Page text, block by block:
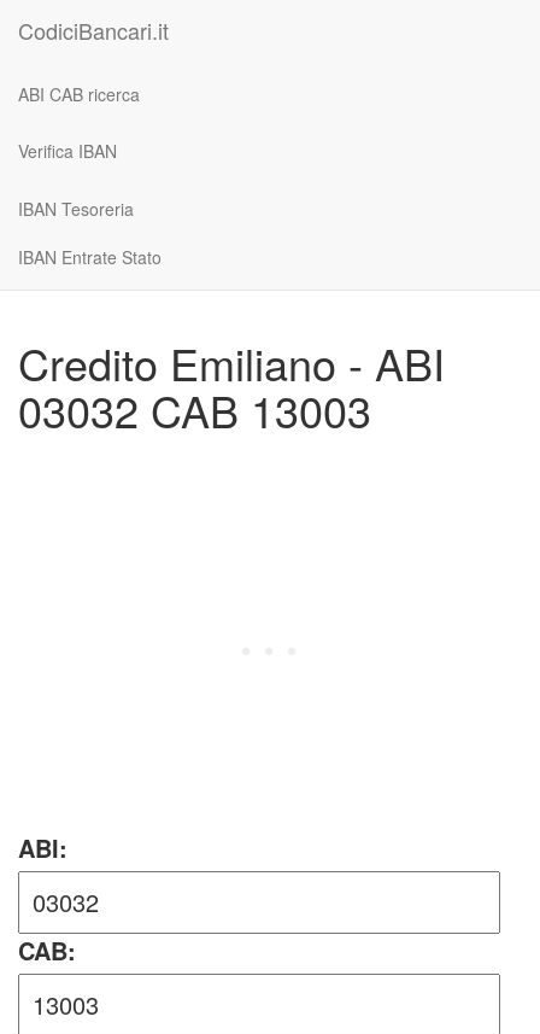
CodiciBancari.it
ABI CAB ricerca
Verifica IBAN
IBAN Tesoreria
IBAN Entrate Stato
Credito Emiliano - ABI
03032 CAB 13003
ABI:
CAB: